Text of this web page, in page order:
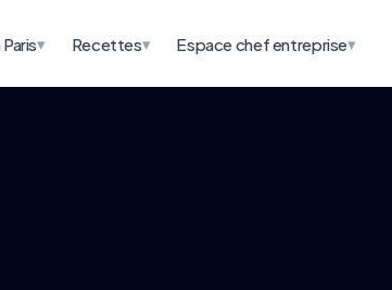
▾ Recettes▾ Espace chef entreprise▾